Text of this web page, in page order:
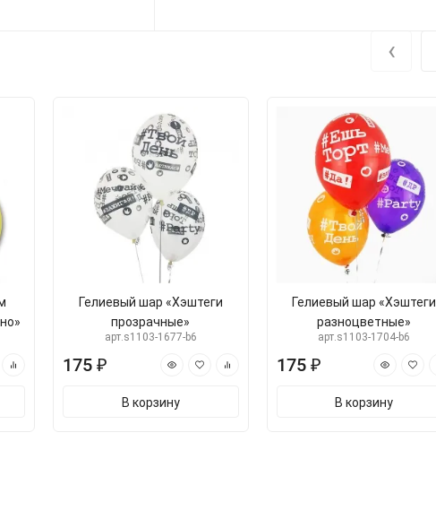
Гелиевый шар «Хэштеги
прозрачные»
арт.s1103-1677-b6
175 ₽
В корзину
Гелиевый шар «Хэштеги
разноцветные»
арт.s1103-1704-b6
175 ₽
В корзину
‹